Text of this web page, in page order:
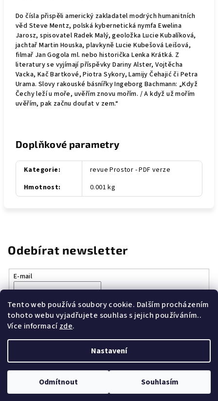
Tento web používá soubory cookie. Dalším procházením
tohoto webu vyjadřujete souhlas s jejich používáním..
Více informacízde.
Nastavení
Odmítnout Souhlasím
Do čísla přispěli americký zakladatel modrých humanitních
věd Steve Mentz, polská kybernetická nymfa Ewelina
Jarosz, spisovatel Radek Malý, geoložka Lucie Kubalíková,
jachtař Martin Houska, plavkyně Lucie Kubešová Leišová,
filmař Jan Gogola ml. nebo historička Lenka Krátká. Z
literatury se vyjímají příspěvky Dariny Alster, Vojtěcha
Vacka, Kač Bartkové, Piotra Sykory, Lamijy Čehajić či Petra
Urama. Slovy rakouské básnířky Ingeborg Bachmann: „Když
Čechy leží u moře, uvěřím znovu mořím. / A když už mořím
uvěřím, pak začnu doufat v zem.“
Doplňkové parametry
Kategorie:
revue Prostor - PDF verze
Hmotnost: 0.001 kg
Odebírat newsletter
E-mail
údajů
Přihlásit se
Upravit nastavení cookies
Vytvořil Shoptet